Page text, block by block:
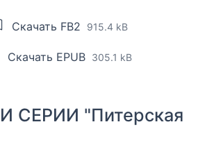
Скачать FB2 915.4 kB
Скачать EPUB 305.1 kB
СЕРИИ "Питерская